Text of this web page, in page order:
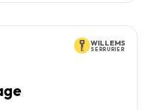
WILLEMS
SERRURIER